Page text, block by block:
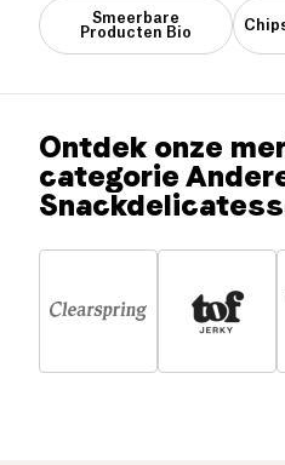
Smeerbare
Producten Bio
Ontdek onze
categorie